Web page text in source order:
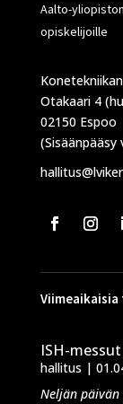
Aalto-
opiskelijoille
Otakaari 4
02150 Espoo
ISH-
hallitus |
Neljän päivän